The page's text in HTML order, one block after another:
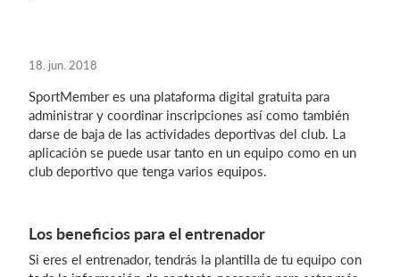
App móvil
Tienda Online
¿Cuanto cuesta?
Español
Iniciar sesión
18. jun. 2018
SportMember es una plataforma digital gratuita para
administrar y coordinar inscripciones así como también
darse de baja de las actividades deportivas del club. La
aplicación se puede usar tanto en un equipo como en un
club deportivo que tenga varios equipos.
Los beneficios para el entrenador
Si eres el entrenador, tendrás la plantilla de tu equipo con